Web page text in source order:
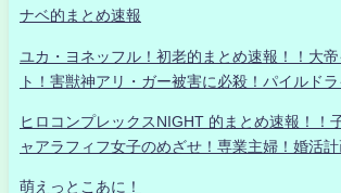
ナベ的まとめ速報
ユカ・ヨネッフル！初老的まとめ速報！！大
ト！害獣神アリ・ガー被害に必殺！パイルド
ヒロコンプレックスNIGHT 的まとめ速報！！
ャアラフィフ女子のめざせ！専業主婦！婚活
萌えっとこあに！